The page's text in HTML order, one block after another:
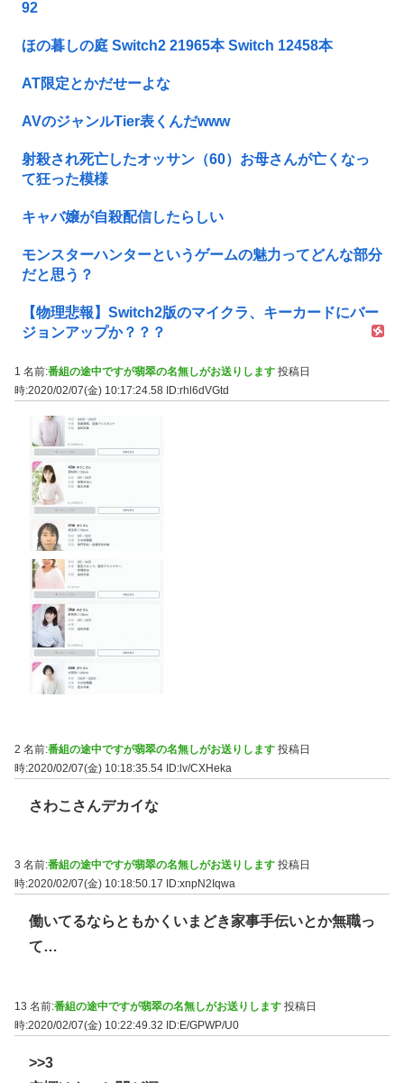
92
ほの暮しの庭 Switch2 21965本 Switch 12458本
AT限定とかだせーよな
AVのジャンルTier表くんだwww
射殺され死亡したオッサン（60）お母さんが亡くなっ
て狂った模様
キャバ嬢が自殺配信したらしい
モンスターハンターというゲームの魅力ってどんな部分
だと思う？
【物理悲報】Switch2版のマイクラ、キーカードにバー
ジョンアップか？？？
1 名前:番組の途中ですが翡翠の名無しがお送りします 投稿日
時:2020/02/07(金) 10:17:24.58 ID:rhl6dVGtd
2 名前:番組の途中ですが翡翠の名無しがお送りします 投稿日
時:2020/02/07(金) 10:18:35.54 ID:lv/CXHeka
さわこさんデカイな
3 名前:番組の途中ですが翡翠の名無しがお送りします 投稿日
時:2020/02/07(金) 10:18:50.17
ID:xnpN2Iqwa
働いてるならともかくいまどき家事手伝いとか無職っ
て…
13 名前:番組の途中ですが翡翠の名無しがお送りします 投稿日
時:2020/02/07(金) 10:22:49.32
ID:E/GPWP/U0
>>3